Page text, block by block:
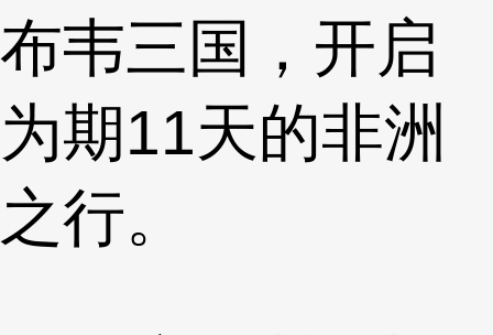
布韦三国，开启
为期11天的非洲
之行。